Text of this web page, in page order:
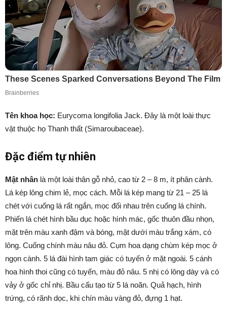
Tên khoa học: Eurycoma longifolia Jack. Đây là một loài thực
vật thuộc họ Thanh thất (Simaroubaceae).
Đặc điểm tự nhiên
Mật nhân là một loài thân gỗ nhỏ, cao từ 2 – 8 m, ít phân cành.
Lá kép lông chim lẻ, mọc cách. Mỗi lá kép mang từ 21 – 25 lá
chét với cuống lá rất ngắn, mọc đối nhau trên cuống lá chính.
Phiến lá chét hình bầu dục hoặc hình mác, gốc thuôn đầu nhọn,
mặt trên màu xanh đậm và bóng, mặt dưới màu trắng xám, có
lông. Cuống chính màu nâu đỏ. Cụm hoa dạng chùm kép mọc ở
ngọn cành. 5 lá đài hình tam giác có tuyến ở mặt ngoài. 5 cánh
hoa hình thoi cũng có tuyến, màu đỏ nâu. 5 nhị có lông dày và có
vảy ở gốc chỉ nhị. Bầu cấu tạo từ 5 lá noãn. Quả hạch, hình
trứng, có rãnh dọc, khi chín màu vàng đỏ, đựng 1 hạt.